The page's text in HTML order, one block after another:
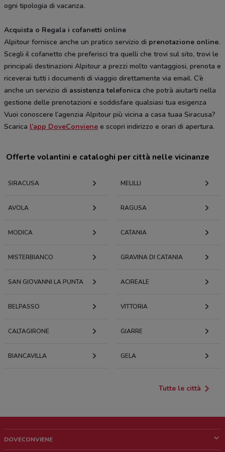
ogni tipologia di vacanza.
Acquista o Regala i cofanetti online
Alpitour fornisce anche un pratico servizio di prenotazione online.
Scegli il cofanetto che preferisci tra quelli che trovi sul sito, trovi le
principali destinazioni Alpitour a prezzi molto vantaggiosi, prenota e
riceverai tutti i documenti di viaggio direttamente via email. C’è
anche un servizio di assistenza telefonica che potrà aiutarti nella
gestione delle prenotazioni e soddisfare qualsiasi tua esigenza
Vuoi conoscere l’agenzia Alpitour più vicina a casa tuaa Siracusa?
Scarica l’app DoveConviene e scopri indirizzo e orari di apertura.
Offerte volantini e cataloghi per città nelle vicinanze
SIRACUSA MELILLI
AVOLA RAGUSA
MODICA CATANIA
MISTERBIANCO GRAVINA DI CATANIA
SAN GIOVANNI LA PUNTA ACIREALE
BELPASSO VITTORIA
CALTAGIRONE GIARRE
BIANCAVILLA GELA
Tutte le città
DOVECONVIENE